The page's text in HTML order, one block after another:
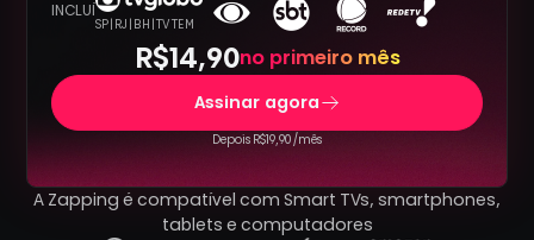
INCLUÍ
SP | RJ | BH | TV TEM
R$14,90no primeiro mês
Assinar agora
Depois R$19,90 /mês
A Zapping é compatível com Smart TVs, smartphones,
tablets e computadores